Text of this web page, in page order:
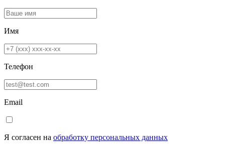
Имя
Телефон
Email
Я согласен на обработку персональных данных